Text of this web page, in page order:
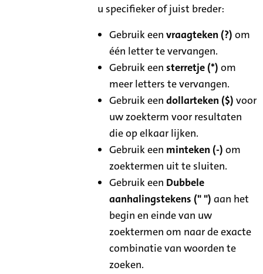
u specifieker of juist breder:
Gebruik eenvraagteken (?) om
één letter te vervangen.
Gebruik eensterretje (*) om
meer letters te vervangen.
Gebruik eendollarteken ($) voor
uw zoekterm voor resultaten
die op elkaar lijken.
Gebruik een minteken (-) om
zoektermen uit te sluiten.
Gebruik een Dubbele
aanhalingstekens (" ") aan het
begin en einde van uw
zoektermen om naar de exacte
combinatie van woorden te
zoeken.